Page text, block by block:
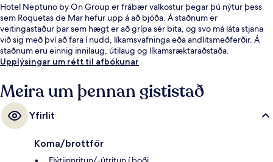
Hotel Neptuno by On Group er frábær valkostur þegar þú nýtur þess
sem Roquetas de Mar hefur upp á að bjóða. Á staðnum er
veitingastaður þar sem hægt er að grípa sér bita, og svo má láta stjana
við sig með því að fara í nudd, líkamsvafninga eða andlitsmeðferðir. Á
staðnum eru einnig innilaug, útilaug og líkamsræktaraðstaða.
Upplýsingar um rétt til afbókunar
Meira um þennan gististað
Yfirlit
Koma/brottför